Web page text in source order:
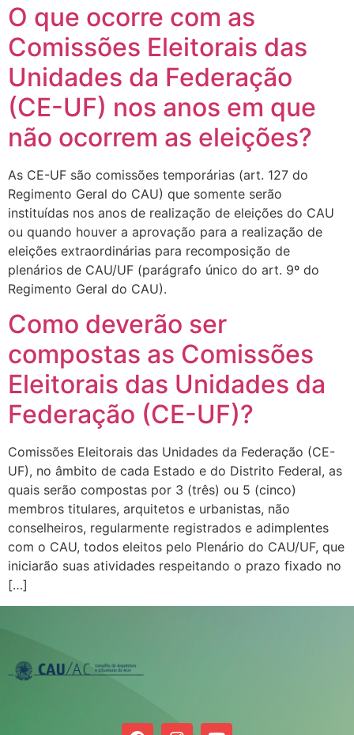
O que ocorre com as
Comissões Eleitorais das
Unidades da Federação
(CE-UF) nos anos em que
não ocorrem as eleições?
As CE-UF são comissões temporárias (art. 127 do
Regimento Geral do CAU) que somente serão
instituídas nos anos de realização de eleições do CAU
ou quando houver a aprovação para a realização de
eleições extraordinárias para recomposição de
plenários de CAU/UF (parágrafo único do art. 9º do
Regimento Geral do CAU).
Como deverão ser
compostas as Comissões
Eleitorais das Unidades da
Federação (CE-UF)?
Comissões Eleitorais das Unidades da Federação (CE-
UF), no âmbito de cada Estado e do Distrito Federal, as
quais serão compostas por 3 (três) ou 5 (cinco)
membros titulares, arquitetos e urbanistas, não
conselheiros, regularmente registrados e adimplentes
com o CAU, todos eleitos pelo Plenário do CAU/UF, que
iniciarão suas atividades respeitando o prazo fixado no
[…]